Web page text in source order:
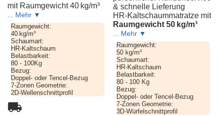
VARIO
PLUS
Sleep
Best
®
FIX
mit Raumgewicht 40 kg/m³
Raumgewicht:
40 kg/m³
Schaumart:
HR-Kaltschaum
Belastbarkeit:
80 - 100Kg
Bezug:
Doppel- oder Tencel-Bezug
7-Zonen Geometrie:
2D-Wellenschnittprofil
& schnelle Lieferung
HR-Kaltschaummatratze mit
Raumgewicht 50 kg/m³
Raumgewicht:
50 kg/m³
Schaumart:
HR-Kaltschaum
Belastbarkeit:
80 - 100 Kg
Bezug:
Doppel- oder Tencel-Bezug
7-Zonen Geometrie:
3D-Würfelschnittprofil